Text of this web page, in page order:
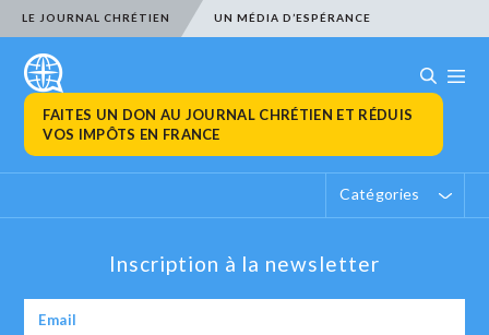
LE JOURNAL CHRÉTIEN UN MÉDIA D’ESPÉRANCE
FAITES UN DON AU JOURNAL CHRÉTIEN ET RÉDUIS
VOS IMPÔTS EN FRANCE
Catégories
Inscription à la newsletter